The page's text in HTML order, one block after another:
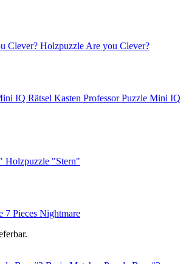
Holzpuzzle Are you Clever?
Professor Puzzle Mini IQ
Holzpuzzle "Stern"
7 Pieces Nightmare